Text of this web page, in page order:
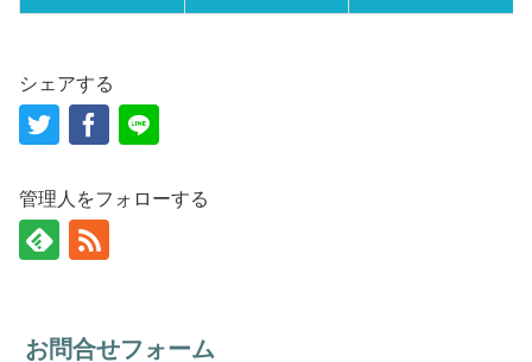
シェアする
管理人をフォローする
お問合せフォーム